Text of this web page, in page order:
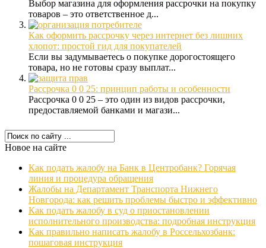
Выбор магазина для оформления рассрочки на покупку
товаров – это ответственное д...
Как оформить рассрочку через интернет без лишних
хлопот: простой гид для покупателей
Если вы задумываетесь о покупке дорогостоящего
товара, но не готовы сразу выплат...
Рассрочка 0 0 25: принцип работы и особенности
Рассрочка 0 0 25 – это один из видов рассрочки,
предоставляемой банками и магази...
Новое на сайте
Как подать жалобу на Банк в Центробанк? Горячая
линия и процедура обращения
Жалобы на Департамент Транспорта Нижнего
Новгорода: как решить проблемы быстро и эффективно
Как подать жалобу в суд о приостановлении
исполнительного производства: подробная инструкция
Как правильно написать жалобу в Россельхозбанк:
пошаговая инструкция